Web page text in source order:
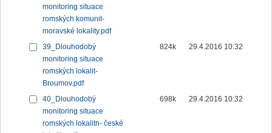
monitoring situace
romských komunit-
moravské lokality.pdf
39_Dlouhodobý
monitoring situace
romských lokalit-
Broumov.pdf
824k 29.4.2016 10:32
40_Dlouhodobý
monitoring situace
romských lokalitn- české
698k 29.4.2016 10:32